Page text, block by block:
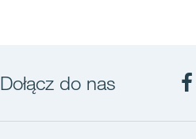
Dołącz do nas